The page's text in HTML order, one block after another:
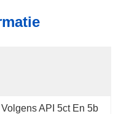
API 5ct En 5b